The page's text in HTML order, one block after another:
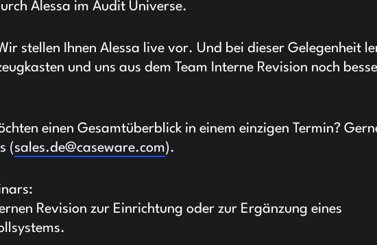
Alessa im Audit Universe.
stellen Ihnen Alessa live vor. Und bei dieser Gelegenheit
und uns aus dem Team Interne Revision noch
einen Gesamtüberblick in einem einzigen Termin?
(sales.de@caseware.com).
Revision zur Einrichtung oder zur Ergänzung eines